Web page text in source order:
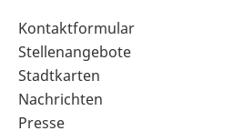
Sekundärnavigation
im
Fußbereich
Kontaktformular
Stellenangebote
Stadtkarten
Nachrichten
Presse